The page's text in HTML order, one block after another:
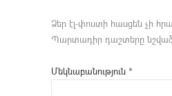
Ձեր էլ-փոստի հասցեն չի
Պարտադիր դաշտերը
Մեկնաբանություն *